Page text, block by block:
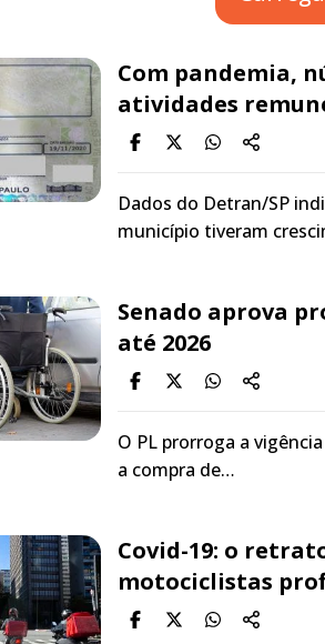
Com pandemia,
atividades
Dados do Detran/SP
município tiveram
Senado aprova
até 2026
O PL prorroga a
a compra de…
Covid-19: o
motociclistas